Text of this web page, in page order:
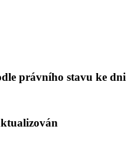
právního stavu ke dni